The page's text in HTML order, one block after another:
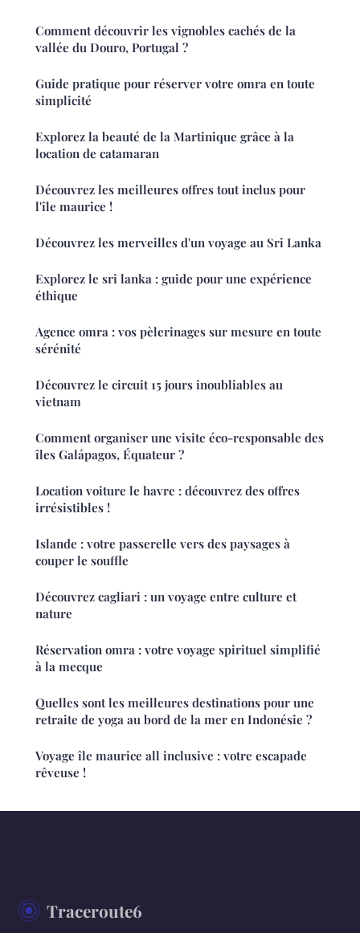
Comment découvrir les vignobles cachés de la
vallée du Douro, Portugal ?
Guide pratique pour réserver votre omra en toute
simplicité
Explorez la beauté de la Martinique grâce à la
location de catamaran
Découvrez les meilleures offres tout inclus pour
l'île maurice !
Découvrez les merveilles d'un voyage au Sri Lanka
Explorez le sri lanka : guide pour une expérience
éthique
Agence omra : vos pèlerinages sur mesure en toute
sérénité
Découvrez le circuit 15 jours inoubliables au
vietnam
Comment organiser une visite éco-responsable des
îles Galápagos, Équateur ?
Location voiture le havre : découvrez des offres
irrésistibles !
Islande : votre passerelle vers des paysages à
couper le souffle
Découvrez cagliari : un voyage entre culture et
nature
Réservation omra : votre voyage spirituel simplifié
à la mecque
Quelles sont les meilleures destinations pour une
retraite de yoga au bord de la mer en Indonésie ?
Voyage île maurice all inclusive : votre escapade
rêveuse !
Traceroute6